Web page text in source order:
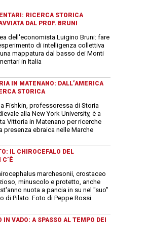
RICERCA STORICA
DAL PROF. BRUNI
dell'economista Luigino Bruni: fare
di intelligenza collettiva
mappatura dal basso dei Monti
in Italia
IN MATENANO: DALL’AMERICA
STORICA
Fishkin, professoressa di Storia
alla New York University, è a
Vittoria in Matenano per ricerche
presenza ebraica nelle Marche
IL CHIROCEFALO DEL
marchesonii, crostaceo
minuscolo e protetto, anche
nuota a pancia in su nel "suo"
di Pilato. Foto di Peppe Rossi
IN VADO: A SPASSO AL TEMPO DEI